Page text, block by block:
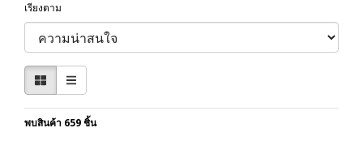
เรียงตาม
พบสินค้า 659 ชิ้น